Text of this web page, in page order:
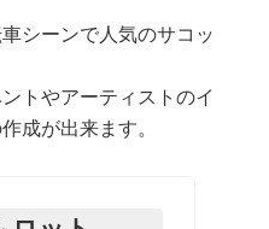
シーンで人気のサコッ
トやアーティストのイ
成が出来ます。